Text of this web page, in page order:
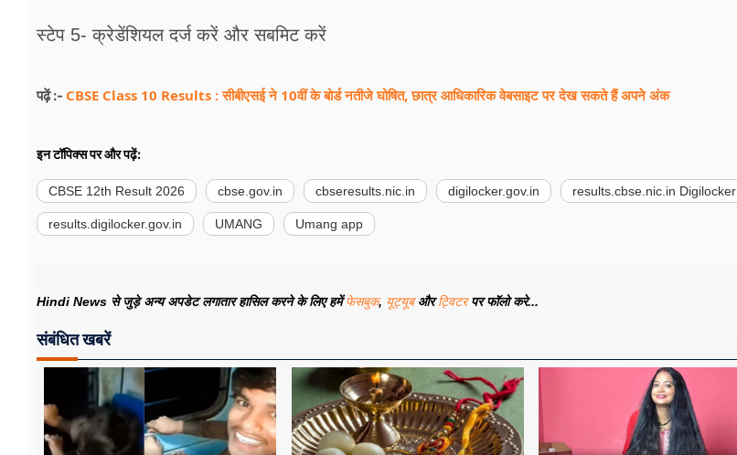
स्टेप 5- क्रेडेंशियल दर्ज करें और सबमिट करें
पढ़ें :- CBSE Class 10 Results : सीबीएसई ने 10वीं के बोर्ड नतीजे घोषित, छात्र आधिकारिक वेबसाइट पर देख सकते हैं अपने अंक
इन टॉपिक्स पर और पढ़ें:
CBSE 12th Result 2026 cbse.gov.in cbseresults.nic.in digilocker.gov.in results.cbse.nic.in Digilocker
results.digilocker.gov.in UMANG Umang app
Hindi News से जुड़े अन्य अपडेट लगातार हासिल करने के लिए हमेंफेसबुक, यूट्यूबऔरट्विटरपर फॉलो करे...
संबंधित खबरें